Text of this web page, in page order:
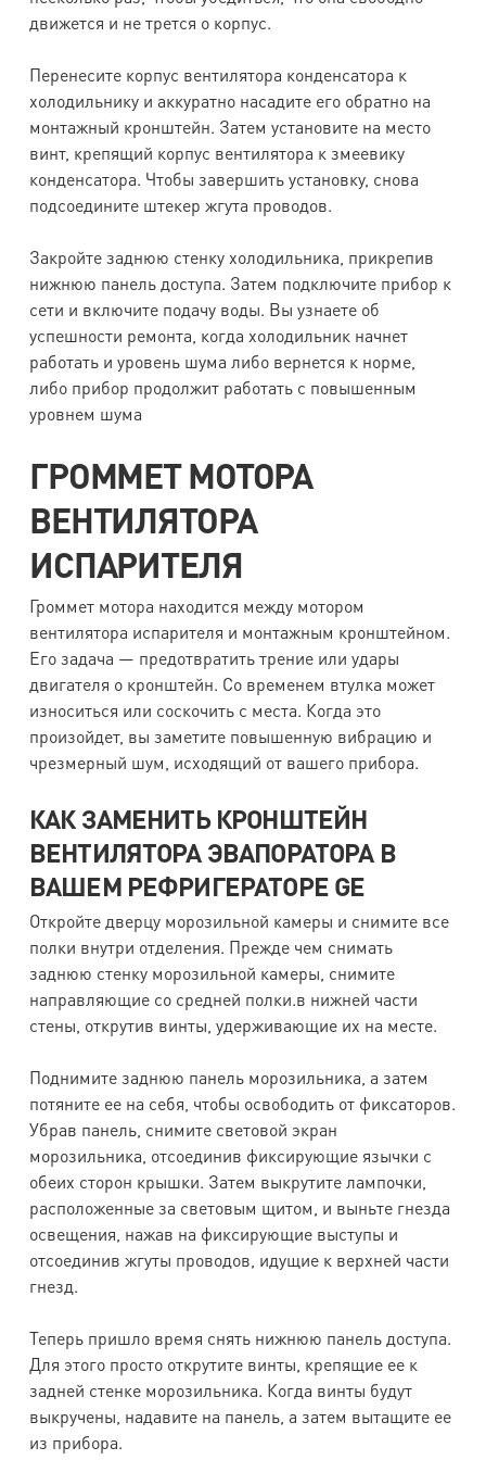
движется и не трется о корпус.
Перенесите корпус вентилятора конденсатора к
холодильнику и аккуратно насадите его обратно на
монтажный кронштейн. Затем установите на место
винт, крепящий корпус вентилятора к змеевику
конденсатора. Чтобы завершить установку, снова
подсоедините штекер жгута проводов.
Закройте заднюю стенку холодильника, прикрепив
нижнюю панель доступа. Затем подключите прибор к
сети и включите подачу воды. Вы узнаете об
успешности ремонта, когда холодильник начнет
работать и уровень шума либо вернется к норме,
либо прибор продолжит работать с повышенным
уровнем шума
ГРОММЕТ МОТОРА
ВЕНТИЛЯТОРА
ИСПАРИТЕЛЯ
Громмет мотора находится между мотором
вентилятора испарителя и монтажным кронштейном.
Его задача — предотвратить трение или удары
двигателя о кронштейн. Со временем втулка может
износиться или соскочить с места. Когда это
произойдет, вы заметите повышенную вибрацию и
чрезмерный шум, исходящий от вашего прибора.
КАК ЗАМЕНИТЬ КРОНШТЕЙН
ВЕНТИЛЯТОРА ЭВАПОРАТОРА В
ВАШЕМ РЕФРИГЕРАТОРЕ GE
Откройте дверцу морозильной камеры и снимите все
полки внутри отделения. Прежде чем снимать
заднюю стенку морозильной камеры, снимите
направляющие со средней полки.в нижней части
стены, открутив винты, удерживающие их на месте.
Поднимите заднюю панель морозильника, а затем
потяните ее на себя, чтобы освободить от фиксаторов.
Убрав панель, снимите световой экран
морозильника, отсоединив фиксирующие язычки с
обеих сторон крышки. Затем выкрутите лампочки,
расположенные за световым щитом, и выньте гнезда
освещения, нажав на фиксирующие выступы и
отсоединив жгуты проводов, идущие к верхней части
гнезд.
Теперь пришло время снять нижнюю панель доступа.
Для этого просто открутите винты, крепящие ее к
задней стенке морозильника. Когда винты будут
выкручены, надавите на панель, а затем вытащите ее
из прибора.